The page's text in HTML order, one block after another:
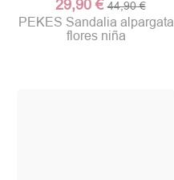
29,90 € 44,90 €
PEKES Sandalia alpargata
flores niña